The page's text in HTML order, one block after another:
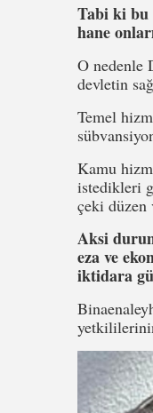
Tabi ki bu
hane
O nedenle
devletin
Temel
Kamu
istedikleri
çeki
Aksi
eza ve
iktidara